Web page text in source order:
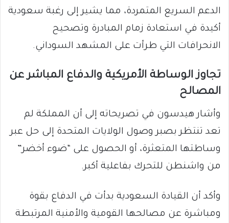
الدعم السريع المتمردة، مما يشير إلى رغبة سعودية
أكيدة في استعادة زمام المبادرة وتصحيح
الانحرافات التي طرأت على المشهد السوداني.
تجاوز الوساطة الأمريكية والدفاع المباشر عن
المصالح
وأشار هيدسون في تصريحاته إلى أن المملكة لم
تعد تنتظر بصبر وصول الولايات المتحدة إلى حل عبر
وساطتها المتعثرة، أو الحصول على “ضوء أخضر”
من واشنطن للتحرك بفاعلية أكبر.
وأكد أن القيادة السعودية بدأت في الدفاع بقوة
ومباشرة عن مصالحها القومية والأمنية المرتبطة